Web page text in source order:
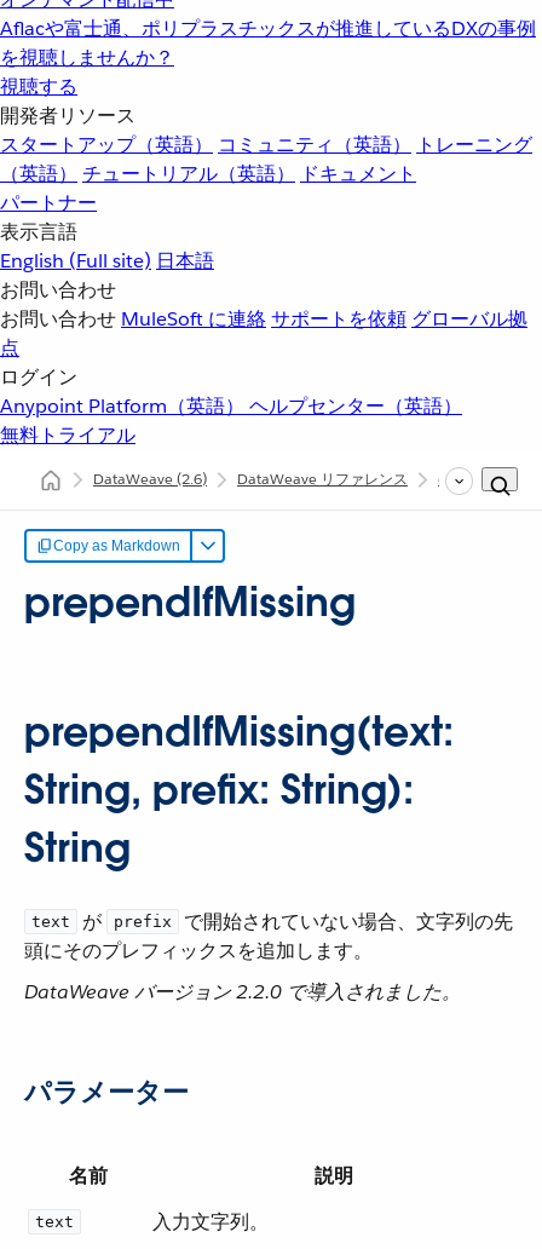
Aflacや富士通、ポリプラスチックスが推進しているDXの事例
を視聴しませんか？
視聴する
開発者リソース
スタートアップ（英語）
コミュニティ（英語）
トレーニング
（英語）
チュートリアル（英語）
ドキュメント
パートナー
表示言語
English (Full site) 日本語
お問い合わせ
お問い合わせ MuleSoft に連絡サポートを依頼 グローバル拠
点
ログイン
Anypoint Platform（英語） ヘルプセンター（英語）
無料トライアル
DataWeave(2.6) DataWeave リファレンス
Copy as Markdown
prependIfMissing
prependIfMissing(text:
String, prefix: String):
String
text ​ が ​ prefix
​ で開始されていない場合、文字列の先
頭にそのプレフィックスを追加します。
DataWeave バージョン 2.2.0 で導入されました。
パラメーター
名前 説明
text 入力文字列。